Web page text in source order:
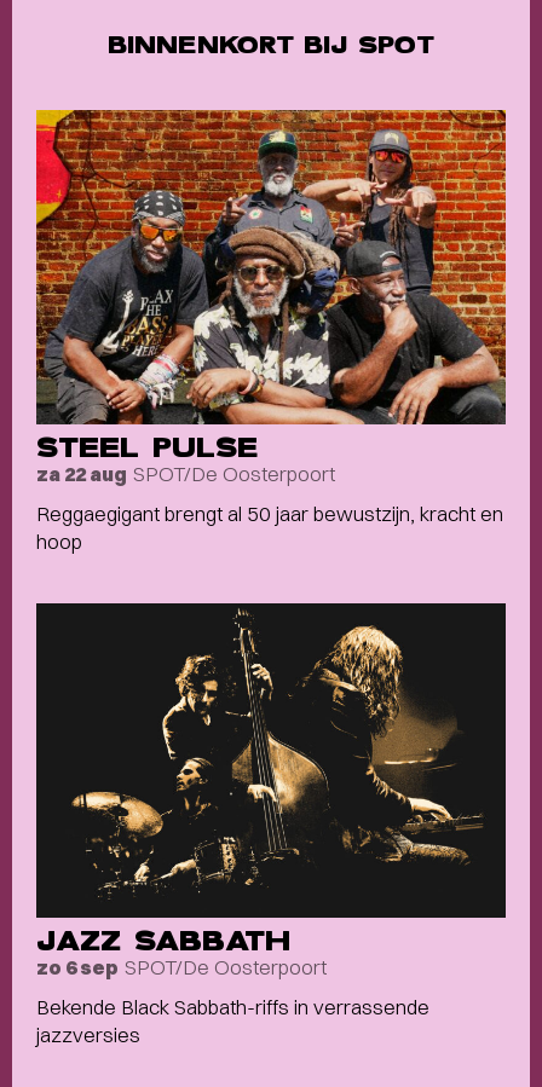
BINNENKORT BIJ SPOT
STEEL PULSE
za 22 aug SPOT/De Oosterpoort
Reggaegigant brengt al 50 jaar bewustzijn, kracht en
hoop
JAZZ SABBATH
zo 6 sep SPOT/De Oosterpoort
Bekende Black Sabbath-riffs in verrassende
jazzversies